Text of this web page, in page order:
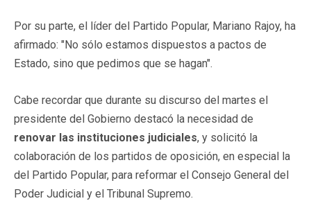
Por su parte, el líder del Partido Popular, Mariano Rajoy, ha
afirmado: "No sólo estamos dispuestos a pactos de
Estado, sino que pedimos que se hagan".
Cabe recordar que durante su discurso del martes el
presidente del Gobierno destacó la necesidad de
renovar las instituciones judiciales, y solicitó la
colaboración de los partidos de oposición, en especial la
del Partido Popular, para reformar el Consejo General del
Poder Judicial y el Tribunal Supremo.